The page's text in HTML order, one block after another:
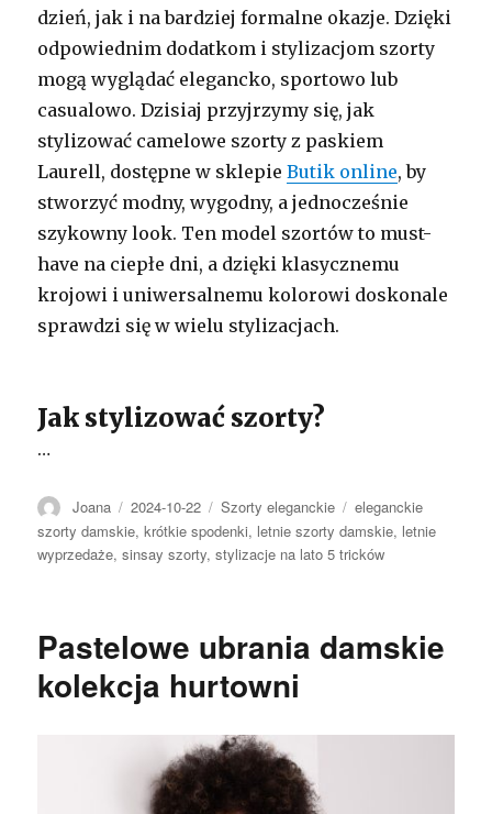
dzień, jak i na bardziej formalne okazje. Dzięki
odpowiednim dodatkom i stylizacjom szorty
mogą wyglądać elegancko, sportowo lub
casualowo. Dzisiaj przyjrzymy się, jak
stylizować camelowe szorty z paskiem
Laurell, dostępne w sklepieButik online, by
stworzyć modny, wygodny, a jednocześnie
szykowny look. Ten model szortów to must-
have na ciepłe dni, a dzięki klasycznemu
krojowi i uniwersalnemu kolorowi doskonale
sprawdzi się w wielu stylizacjach.
Jak stylizować szorty?
…
Autor
Joana Opublikowano
2024-10-22 Kategorie
Szorty eleganckie Tagi
eleganckie
szorty damskie,krótkie spodenki, letnie szorty damskie, letnie
wyprzedaże,sinsay szorty,stylizacje na lato 5 tricków
Pastelowe ubrania damskie
kolekcja hurtowni